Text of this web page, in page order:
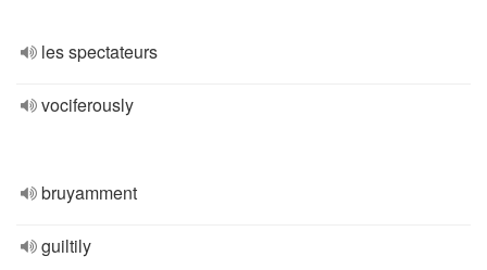
les spectateurs
vociferously
bruyamment
guiltily